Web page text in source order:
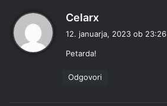
Celarx
:
12. januarja, 2023 ob 23:26
Petarda!
Odgovori